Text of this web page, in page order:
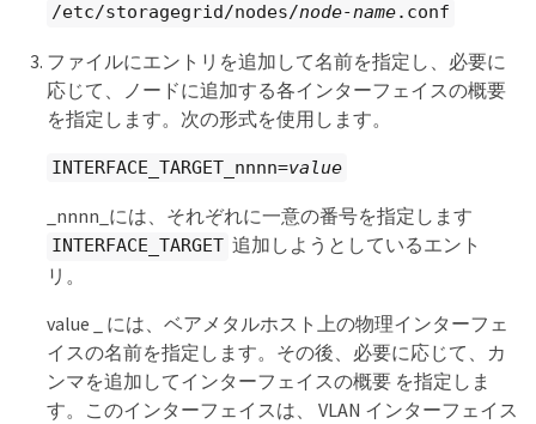
/etc/storagegrid/nodes/node-name.conf
ファイルにエントリを追加して名前を指定し、必要に
応じて、ノードに追加する各インターフェイスの概要
を指定します。次の形式を使用します。
INTERFACE_TARGET_nnnn=value
_nnnn_には、それぞれに一意の番号を指定します
INTERFACE_TARGET 追加しようとしているエント
リ。
value _ には、ベアメタルホスト上の物理インターフェ
イスの名前を指定します。その後、必要に応じて、カ
ンマを追加してインターフェイスの概要 を指定しま
す。このインターフェイスは、 VLAN インターフェイス